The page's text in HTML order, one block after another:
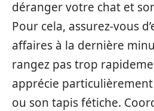
déranger votre chat et
Pour cela, assurez-vous
affaires à la dernière
rangez pas trop
apprécie
ou son tapis fétiche.